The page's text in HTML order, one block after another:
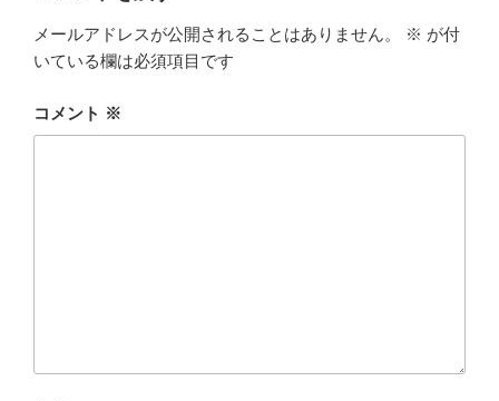
メールアドレスが公開されることはありません。 ※ が付
いている欄は必須項目です
コメント ※